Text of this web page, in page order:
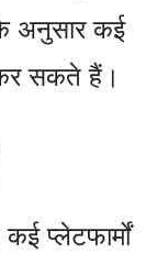
अनुसार कई
कर सकते हैं।
प्लेटफार्मों